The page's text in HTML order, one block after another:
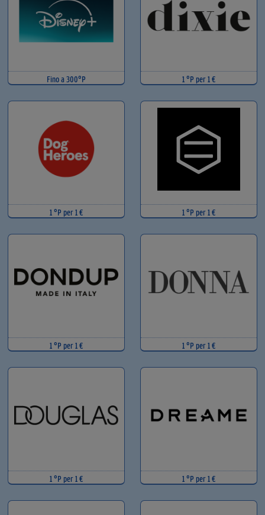
Fino a 300°P 1 °P per 1 €
1 °P per 1 € 1 °P per 1 €
1 °P per 1 € 1 °P per 1 €
1 °P per 1 € 1 °P per 1 €